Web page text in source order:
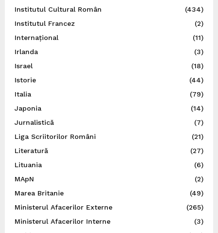
Institutul Cultural Român
(434)
Institutul Francez
(2)
Internațional
(11)
Irlanda
(3)
Israel
(18)
Istorie
(44)
Italia
(79)
Japonia
(14)
Jurnalistică
(7)
Liga Scriitorilor Români
(21)
Literatură
(27)
Lituania
(6)
MApN
(2)
Marea Britanie
(49)
Ministerul Afacerilor Externe
(265)
Ministerul Afacerilor Interne
(3)